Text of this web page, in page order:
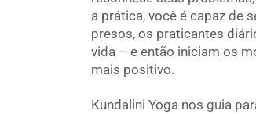
a prática, você é capaz de
presos, os praticantes
vida – e então iniciam os
mais positivo.
Kundalini Yoga nos guia